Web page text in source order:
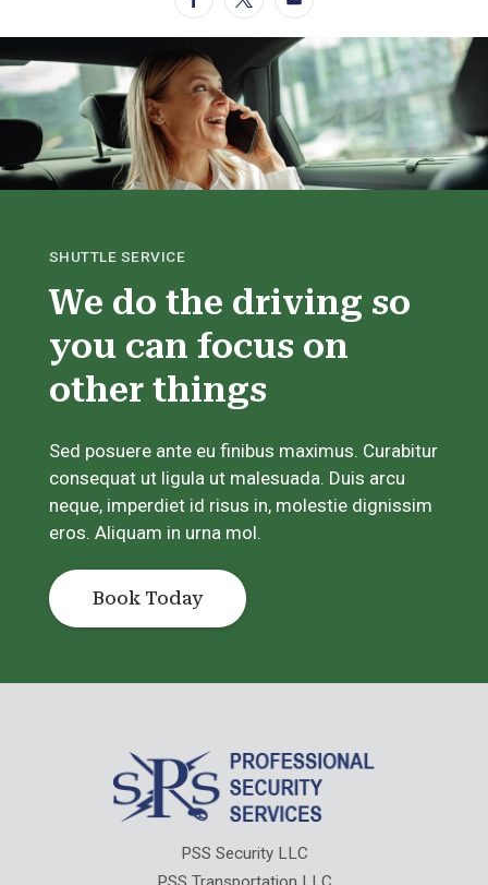
Facebook
TwitterEmail
SHUTTLE SERVICE
We do the driving so
you can focus on
other things
Sed posuere ante eu finibus maximus. Curabitur
consequat ut ligula ut malesuada. Duis arcu
neque, imperdiet id risus in, molestie dignissim
eros. Aliquam in urna mol.
Book Today
PSS Security LLC